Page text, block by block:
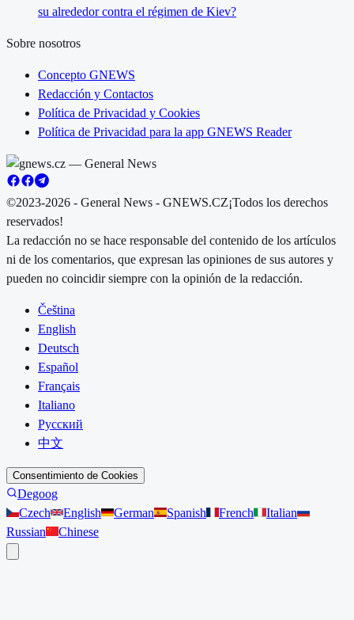
su alrededor contra el régimen de Kiev?
Sobre nosotros
Concepto GNEWS
Redacción y Contactos
Política de Privacidad y Cookies
Política de Privacidad para la app GNEWS Reader
©2023-2026 - General News - GNEWS.CZ¡Todos los derechos
reservados!
La redacción no se hace responsable del contenido de los artículos
ni de los comentarios, que expresan las opiniones de sus autores y
pueden no coincidir siempre con la opinión de la redacción.
Čeština
English
Deutsch
Español
Français
Italiano
Русский
中文
Consentimiento de Cookies
Degoog
Czech
English German Spanish French
Italian
Russian
Chinese